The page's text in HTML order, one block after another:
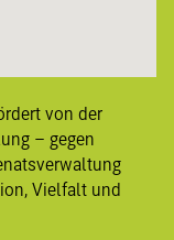
von der
– gegen
Vielfalt und